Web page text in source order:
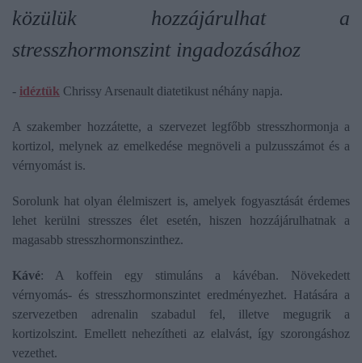
közülük hozzájárulhat a
stresszhormonszint ingadozásához
- idéztük Chrissy Arsenault diatetikust néhány napja.
A szakember hozzátette, a szervezet legfőbb stresszhormonja a
kortizol, melynek az emelkedése megnöveli a pulzusszámot és a
vérnyomást is.
Sorolunk hat olyan élelmiszert is, amelyek fogyasztását érdemes
lehet kerülni stresszes élet esetén, hiszen hozzájárulhatnak a
magasabb stresszhormonszinthez.
Kávé: A koffein egy stimuláns a kávéban. Növekedett
vérnyomás- és stresszhormonszintet eredményezhet. Hatására a
szervezetben adrenalin szabadul fel, illetve megugrik a
kortizolszint. Emellett nehezítheti az elalvást, így szorongáshoz
vezethet.